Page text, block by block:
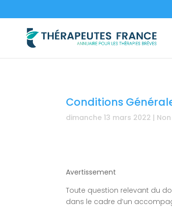
Conditions
dimanche 13 mars 2022 |
Avertissement
Toute question relevant du
dans le cadre d’un